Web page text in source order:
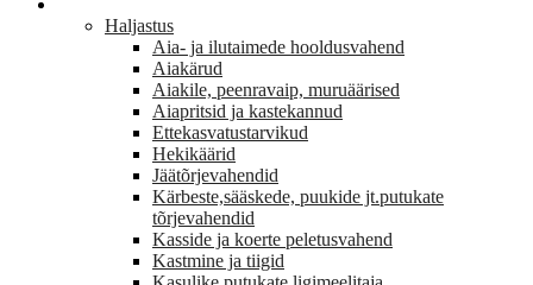
Haljastus
Aia- ja ilutaimede hooldusvahend
Aiakärud
Aiakile, peenravaip, muruäärised
Aiapritsid ja kastekannud
Ettekasvatustarvikud
Hekikäärid
Jäätõrjevahendid
Kärbeste,sääskede, puukide jt.putukate
tõrjevahendid
Kasside ja koerte peletusvahend
Kastmine ja tiigid